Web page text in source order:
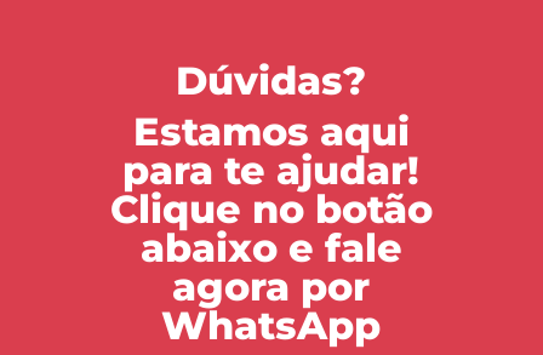
Dúvidas?
Estamos aqui
para te ajudar!
Clique no botão
abaixo e fale
agora por
WhatsApp